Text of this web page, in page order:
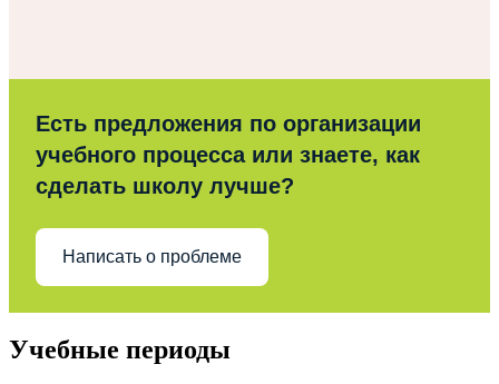
Есть предложения по организации
учебного процесса или знаете, как
сделать школу лучше?
Написать о проблеме
Учебные периоды